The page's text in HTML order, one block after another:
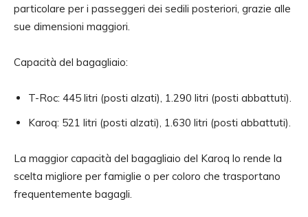
particolare per i passeggeri dei sedili posteriori, grazie alle
sue dimensioni maggiori.
Capacità del bagagliaio:
T-Roc: 445 litri (posti alzati), 1.290 litri (posti abbattuti).
Karoq: 521 litri (posti alzati), 1.630 litri (posti abbattuti).
La maggior capacità del bagagliaio del Karoq lo rende la
scelta migliore per famiglie o per coloro che trasportano
frequentemente bagagli.